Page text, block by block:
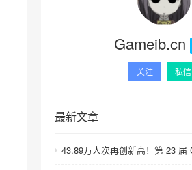
Gameib.cn
关注 私信
最新文章